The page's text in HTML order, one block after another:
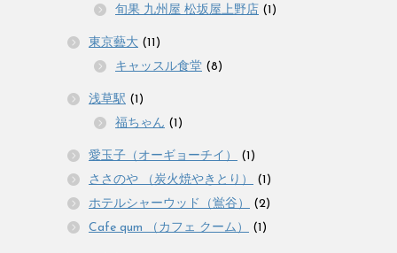
旬果 九州屋 松坂屋上野店 (1)
東京藝大 (11)
キャッスル食堂 (8)
浅草駅 (1)
福ちゃん (1)
愛玉子（オーギョーチイ）
(1)
ささのや （炭火焼やきとり）
(1)
ホテルシャーウッド（鴬谷）
(2)
Cafe qum （カフェ クーム）
(1)